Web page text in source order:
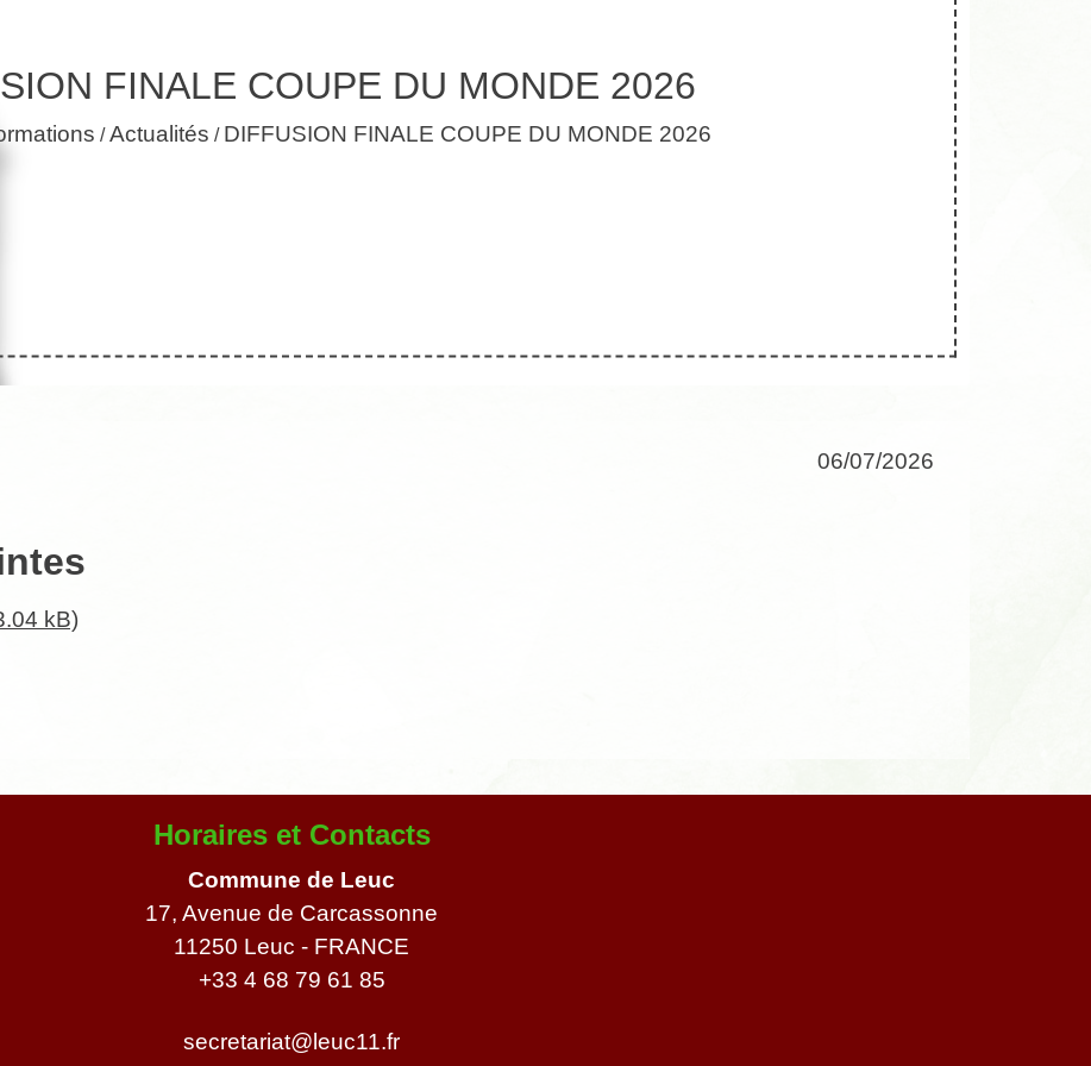
FINALE COUPE DU MONDE 2026
/Actualités / DIFFUSION FINALE COUPE DU MONDE 2026
06/07/2026
kB)
Horaires et Contacts
Commune de Leuc
17, Avenue de Carcassonne
11250 Leuc - FRANCE
+33 4 68 79 61 85
secretariat@leuc11.fr